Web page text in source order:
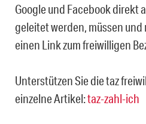
Google und Facebook direkt
geleitet werden, müssen
einen Link zum freiwilligen
Unterstützen Sie die taz
einzelne Artikel:taz-zahl-ich